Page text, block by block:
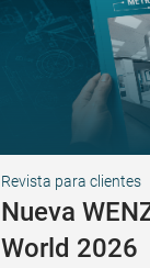
Revista para clientes
Nueva
World 2026